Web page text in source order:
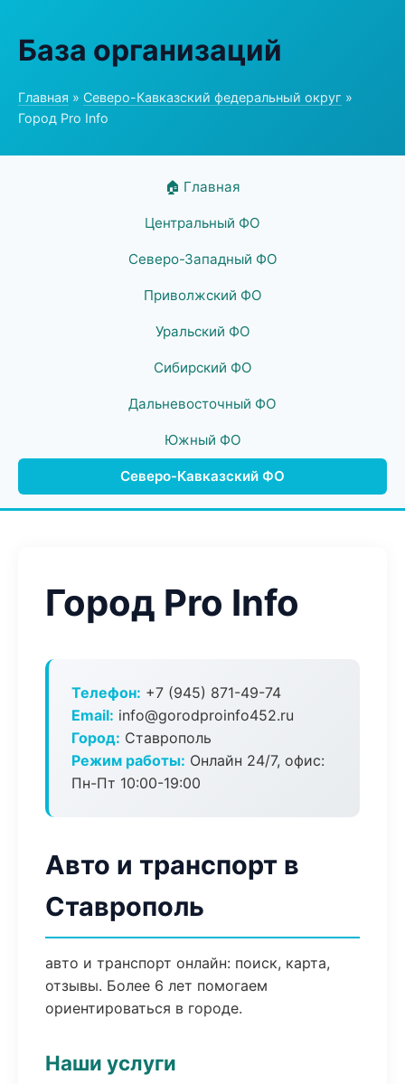
База организаций
Главная » Северо-Кавказский федеральный округ »
Город Pro Info
🏠 Главная
Центральный ФО
Северо-Западный ФО
Приволжский ФО
Уральский ФО
Сибирский ФО
Дальневосточный ФО
Южный ФО
Северо-Кавказский ФО
Город Pro Info
Телефон: +7 (945) 871-49-74
Email: info@gorodproinfo452.ru
Город: Ставрополь
Режим работы: Онлайн 24/7, офис:
Пн-Пт 10:00-19:00
Авто и транспорт в
Ставрополь
авто и транспорт онлайн: поиск, карта,
отзывы. Более 6 лет помогаем
ориентироваться в городе.
Наши услуги